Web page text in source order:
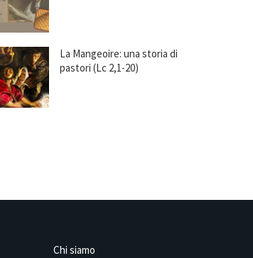
La Mangeoire: una storia di
pastori (Lc 2,1-20)
Chi siamo